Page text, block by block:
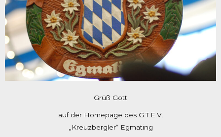
Grüß Gott
auf der Homepage des G.T.E.V.
„Kreuzbergler“ Egmating